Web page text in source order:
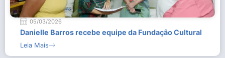
05/03/2026
Danielle Barros recebe equipe da Fundação Cultural
Leia Mais